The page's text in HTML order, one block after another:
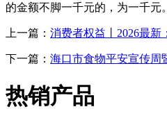
的金额不脚一千元的，为一千元
上一篇： 消费者权益丨2026最
下一篇： 海口市食物平安宣传周
热销产品